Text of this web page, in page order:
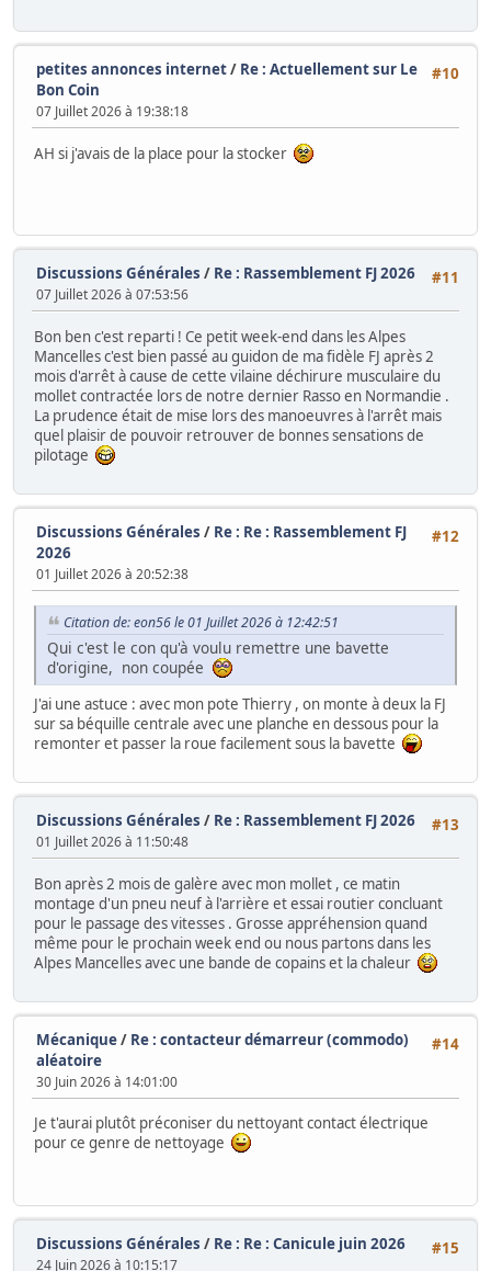
#10
petites annonces internet/ Re : Actuellement sur Le
Bon Coin
07 Juillet 2026 à 19:38:18
AH si j'avais de la place pour la stocker
#11
Discussions Générales / Re : Rassemblement FJ 2026
07 Juillet 2026 à 07:53:56
Bon ben c'est reparti ! Ce petit week-end dans les Alpes
Mancelles c'est bien passé au guidon de ma fidèle FJ après 2
mois d'arrêt à cause de cette vilaine déchirure musculaire du
mollet contractée lors de notre dernier Rasso en Normandie .
La prudence était de mise lors des manoeuvres à l'arrêt mais
quel plaisir de pouvoir retrouver de bonnes sensations de
pilotage
#12
Discussions Générales / Re : Re : Rassemblement FJ
2026
01 Juillet 2026 à 20:52:38
Citation de: eon56 le 01 Juillet 2026 à 12:42:51
Qui c'est le con qu'à voulu remettre une bavette
d'origine, non coupée
J'ai une astuce : avec mon pote Thierry , on monte à deux la FJ
sur sa béquille centrale avec une planche en dessous pour la
remonter et passer la roue facilement sous la bavette
#13
Discussions Générales / Re : Rassemblement FJ 2026
01 Juillet 2026 à 11:50:48
Bon après 2 mois de galère avec mon mollet , ce matin
montage d'un pneu neuf à l'arrière et essai routier concluant
pour le passage des vitesses . Grosse appréhension quand
même pour le prochain week end ou nous partons dans les
Alpes Mancelles avec une bande de copains et la chaleur
#14
Mécanique/ Re : contacteur démarreur (commodo)
aléatoire
30 Juin 2026 à 14:01:00
Je t'aurai plutôt préconiser du nettoyant contact électrique
pour ce genre de nettoyage
#15
Discussions Générales / Re : Re : Canicule juin 2026
24 Juin 2026 à 10:15:17